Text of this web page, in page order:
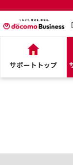
サポートトップ